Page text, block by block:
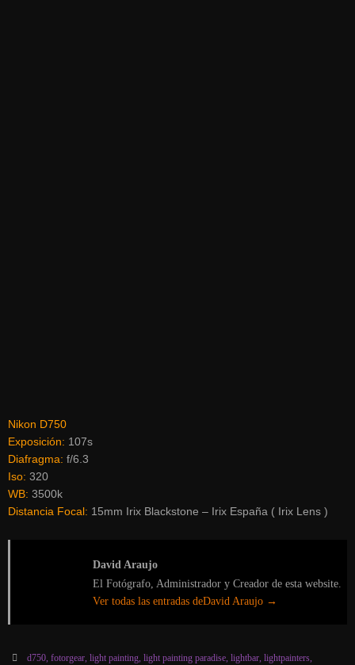
Nikon D750
Exposición: 107s
Diafragma: f/6.3
Iso: 320
WB: 3500k
Distancia Focal: 15mm Irix Blackstone – Irix España ( Irix Lens )
David Araujo
El Fotógrafo, Administrador y Creador de esta website.
Ver todas las entradas deDavid Araujo →
d750, fotorgear, light painting, light painting paradise, lightbar, lightpainters,